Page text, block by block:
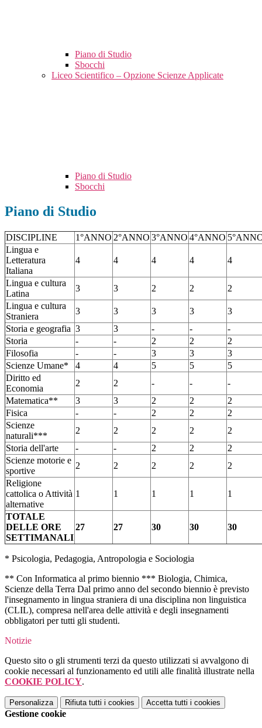
Piano di Studio
Sbocchi
Liceo Scientifico – Opzione Scienze Applicate
Piano di Studio
Sbocchi
Piano di Studio
DISCIPLINE 1°ANNO 2°ANNO 3°ANNO 4°ANNO
Lingua e
Letteratura
Italiana
4 4 4 4 4
Lingua e cultura
Latina
3 3 2 2
2
Lingua e cultura
Straniera
3 3 3 3
3
Storia e geografia 3 3 - -
-
Storia
- - 2 2
2
Filosofia
- - 3 3
3
Scienze Umane*
4 4 5 5
5
Diritto ed
Economia
2 2 - -
-
Matematica**
3 3 2 2
2
Fisica
- - 2 2
2
Scienze
naturali***
2 2 2 2
2
Storia dell'arte
- - 2 2
2
Scienze motorie e
sportive
2 2 2 2
2
Religione
cattolica o Attività
alternative
1 1 1 1 1
TOTALE
DELLE ORE
SETTIMANALI
27 27 30 30 30
* Psicologia, Pedagogia, Antropologia e Sociologia
** Con Informatica al primo biennio *** Biologia, Chimica,
Scienze della Terra Dal primo anno del secondo biennio è previsto
l'insegnamento in lingua straniera di una disciplina non linguistica
(CLIL), compresa nell'area delle attività e degli insegnamenti
obbligatori per tutti gli studenti.
Notizie
Questo sito o gli strumenti terzi da questo utilizzati si avvalgono di
cookie necessari al funzionamento ed utili alle finalità illustrate nella
COOKIE POLICY.
Personalizza Rifiuta tutti i cookies Accetta tutti i cookies
Gestione cookie